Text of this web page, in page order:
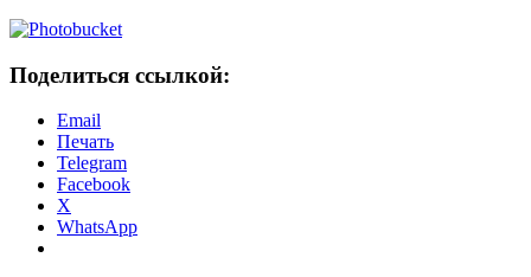
Поделиться ссылкой:
Email
Печать
Telegram
Facebook
X
WhatsApp